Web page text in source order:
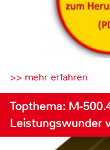
>> mehr erfahren
Topthema: M-
Leistungswunder